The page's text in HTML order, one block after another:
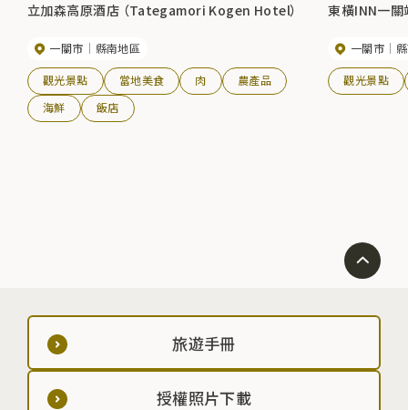
立加森高原酒店 （Tategamori Kogen Hotel）
一關市 縣南地區
觀光景點 當地美食 肉
農產品
海鮮
飯店
東橫INN一關
一關市
觀光景點
旅遊手冊
授權照片下載